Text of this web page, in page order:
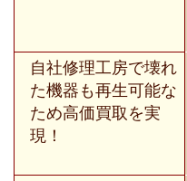
自社修理工房で壊れ
た機器も再生可能な
ため高価買取を実
現！